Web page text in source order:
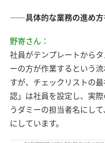
――具体的な業務の進め方
野嵜さん：
社員がテンプレートから
ーの方が作業するという
すが、チェックリストの
認」は社員を設定し、実
うダミーの担当者名にし
にしています。